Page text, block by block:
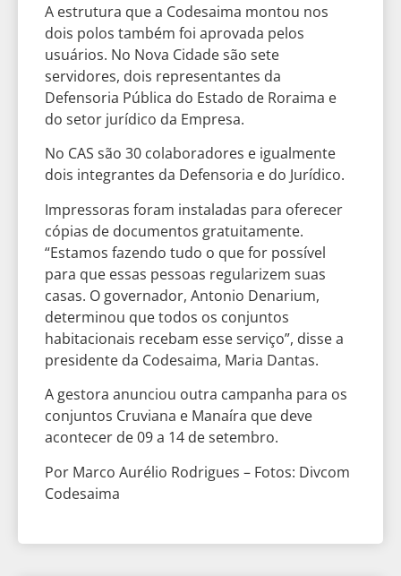
A estrutura que a Codesaima montou nos
dois polos também foi aprovada pelos
usuários. No Nova Cidade são sete
servidores, dois representantes da
Defensoria Pública do Estado de Roraima e
do setor jurídico da Empresa.
No CAS são 30 colaboradores e igualmente
dois integrantes da Defensoria e do Jurídico.
Impressoras foram instaladas para oferecer
cópias de documentos gratuitamente.
“Estamos fazendo tudo o que for possível
para que essas pessoas regularizem suas
casas. O governador, Antonio Denarium,
determinou que todos os conjuntos
habitacionais recebam esse serviço”, disse a
presidente da Codesaima, Maria Dantas.
A gestora anunciou outra campanha para os
conjuntos Cruviana e Manaíra que deve
acontecer de 09 a 14 de setembro.
Por Marco Aurélio Rodrigues – Fotos: Divcom
Codesaima